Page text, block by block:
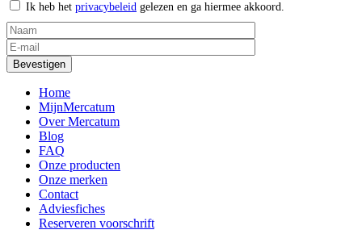
Ik heb het privacybeleid gelezen en ga hiermee akkoord.
Home
MijnMercatum
Over Mercatum
Blog
FAQ
Onze producten
Onze merken
Contact
Adviesfiches
Reserveren voorschrift